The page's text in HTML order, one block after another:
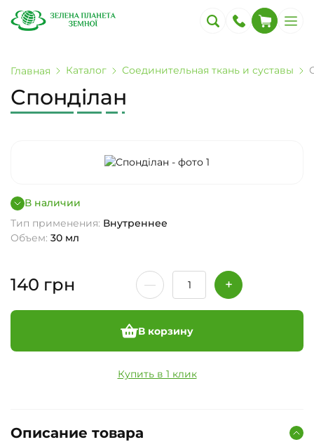
Главная Каталог Соединительная ткань и суставы
Спонділан
В наличии
Тип применения: Внутреннее
Объем: 30 мл
140 грн
В корзину
Купить в 1 клик
Описание товара